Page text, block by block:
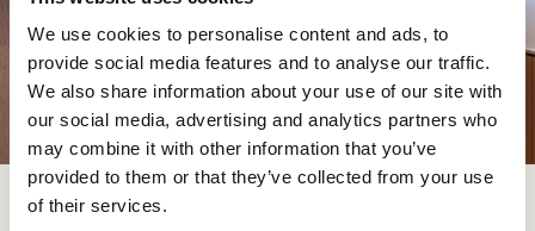
We use cookies to personalise content and ads, to
provide social media features and to analyse our traffic.
We also share information about your use of our site with
our social media, advertising and analytics partners who
may combine it with other information that you’ve
provided to them or that they’ve collected from your use
of their services.
La distribución del "SEXY ME", naturalmente totalmente